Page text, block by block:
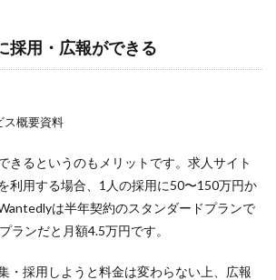
採用・広報ができる
ス概要資料
きるというのもメリットです。求人サイト
利用する場合、1人の採用に50〜150万円か
は半年契約のスタンダードプランで
ランだと月額4.5万円です。
・採用しようと料金は変わらない上、広報